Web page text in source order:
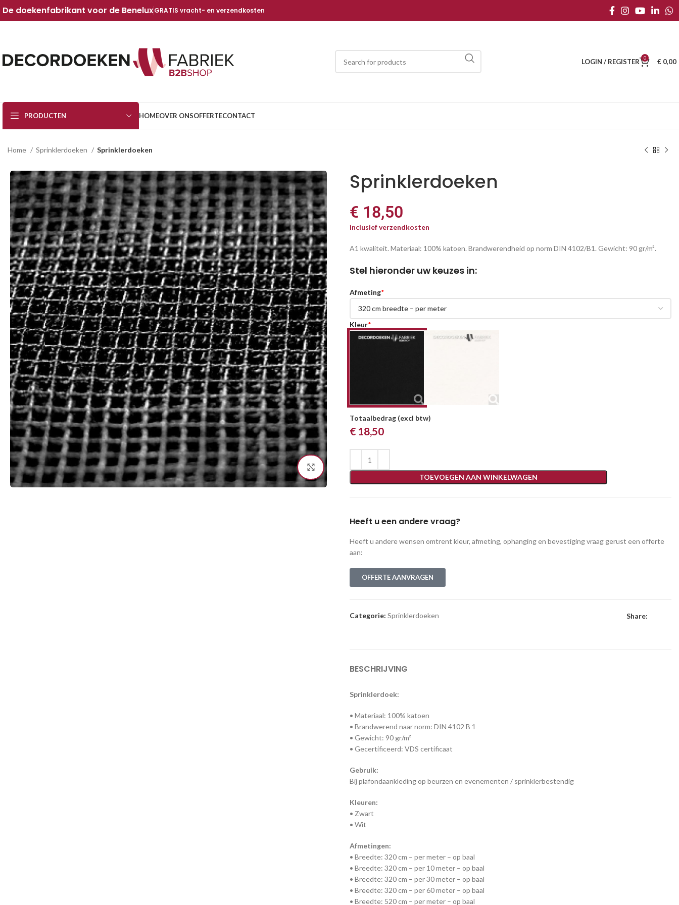
De doekenfabrikant voor de BeneluxGRATIS vracht- en verzendkosten
LOGIN / REGISTER 0 € 0,00
PRODUCTEN HOMEOVER ONSOFFERTECONTACT
Home Sprinklerdoeken Sprinklerdoeken
Click to enlarge
Sprinklerdoeken
€ 18,50
inclusief verzendkosten
A1 kwaliteit. Materiaal: 100% katoen. Brandwerendheid op norm DIN 4102/B1. Gewicht: 90 gr/m².
Stel hieronder uw keuzes in:
*
Afmeting
*
Kleur
Totaalbedrag (excl btw)
€ 18,50
TOEVOEGEN AAN WINKELWAGEN
Heeft u een andere vraag?
Heeft u andere wensen omtrent kleur, afmeting, ophanging en bevestiging vraag gerust een offerte
aan:
OFFERTE AANVRAGEN
Categorie: Sprinklerdoeken Share:
BESCHRIJVING
Sprinklerdoek:
• Materiaal: 100% katoen
• Brandwerend naar norm: DIN 4102 B 1
• Gewicht: 90 gr/m²
• Gecertificeerd: VDS certificaat
Gebruik:
Bij plafondaankleding op beurzen en evenementen / sprinklerbestendig
Kleuren:
• Zwart
• Wit
Afmetingen:
• Breedte: 320 cm – per meter – op baal
• Breedte: 320 cm – per 10 meter – op baal
• Breedte: 320 cm – per 30 meter – op baal
• Breedte: 320 cm – per 60 meter – op baal
• Breedte: 520 cm – per meter – op baal